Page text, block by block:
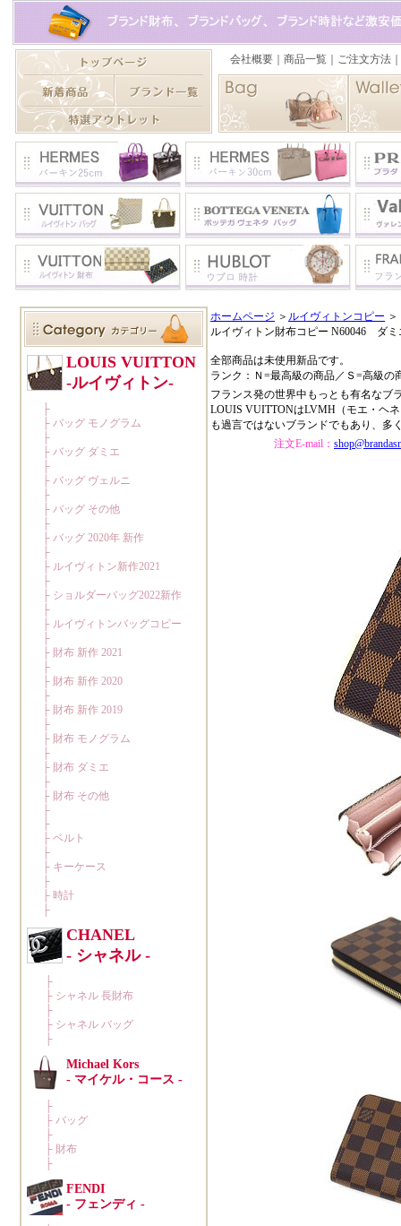
ホームページ ＞ ルイヴィトンコピー ＞
ルイヴィトン財布コピー N60046 ダ
全部商品は未使用新品です。
ランク：Ｎ=最高級の商品／Ｓ=高級の
フランス発の世界中もっとも有名なブ
LOUIS VUITTONはLVMH（モエ・ヘ
も過言ではないブランドでもあり、多
注文E-mail：